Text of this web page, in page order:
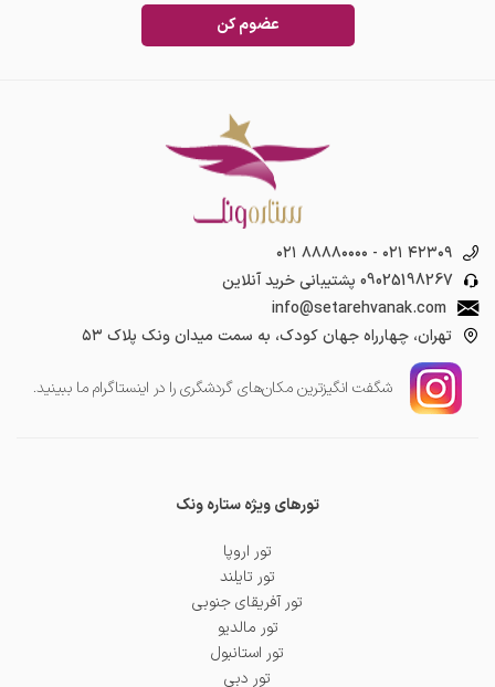
عضوم کن
۰۲۱ ۸۸۸۸۰۰۰۰ - ۰۲۱ ۴۲۳۰۹
09025198267 پشتیبانی خرید آنلاین
info@setarehvanak.com
تهران، چهارراه جهان کودک، به سمت میدان ونک پلاک ۵۳
شگفت انگیز‌ترین مکان‌های گردشگری را در اینستاگرام ما ببینید.
تورهای ویژه ستاره ونک
تور اروپا
تور تایلند
تور آفریقای جنوبی
تور مالدیو
تور استانبول
تور دبی